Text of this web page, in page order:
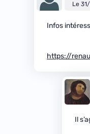
Le
Infos
https://
Il